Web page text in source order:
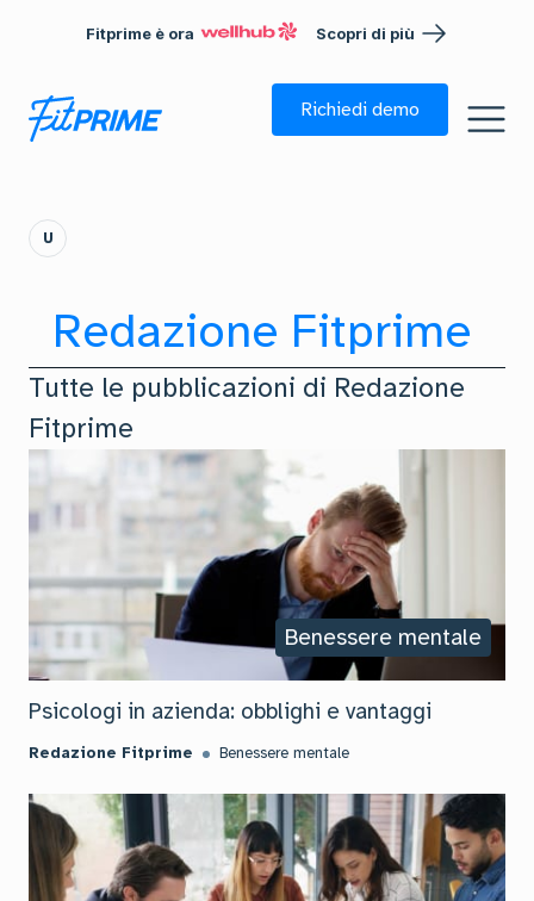
Fitprime è ora Scopri di più
Richiedi demo
U
Redazione Fitprime
Tutte le pubblicazioni di Redazione
Fitprime
Benessere mentale
Psicologi in azienda: obblighi e vantaggi
Redazione Fitprime Benessere mentale